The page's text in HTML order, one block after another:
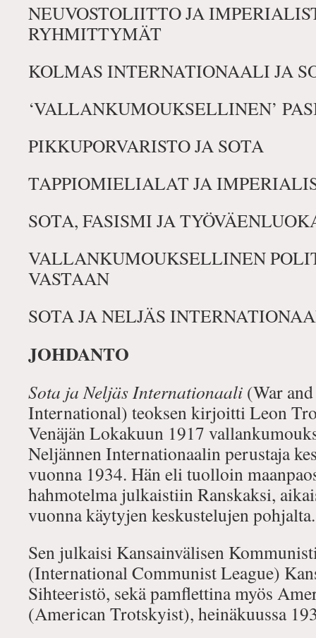
NEUVOSTOLIITTO JA
RYHMITTYMÄT
KOLMAS INTERNATIONAALI JA
‘VALLANKUMOUKSELLINEN’
PIKKUPORVARISTO JA SOTA
TAPPIOMIELIALAT JA
SOTA, FASISMI JA
VALLANKUMOUKSELLINEN
VASTAAN
SOTA JA NELJÄS
JOHDANTO
Sota ja Neljäs Internationaali (War
International) teoksen kirjoitti Leon
Venäjän Lokakuun 1917
Neljännen Internationaalin perustaja
vuonna 1934. Hän eli tuolloin
hahmotelma julkaistiin Ranskaksi,
vuonna käytyjen keskustelujen pohjalta.
Sen julkaisi Kansainvälisen
(International Communist League)
Sihteeristö, sekä pamflettina myös
(American Trotskyist), heinäkuussa